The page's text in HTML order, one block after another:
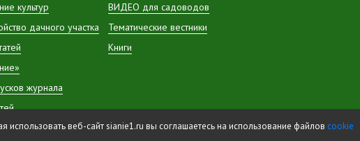
культур
дачного участка
журнала
ВИДЕО для садоводов
Тематические вестники
Книги
использовать веб-сайт sianie1.ru вы соглашаетесь на использование файлов cookie